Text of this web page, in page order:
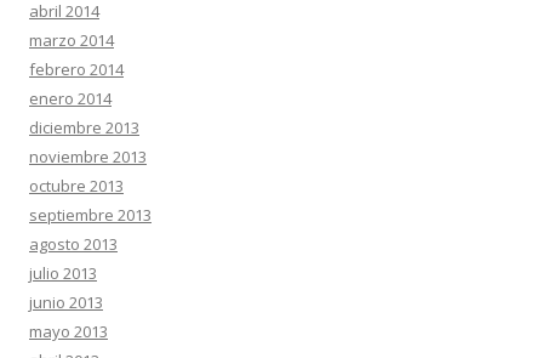
abril 2014
marzo 2014
febrero 2014
enero 2014
diciembre 2013
noviembre 2013
octubre 2013
septiembre 2013
agosto 2013
julio 2013
junio 2013
mayo 2013